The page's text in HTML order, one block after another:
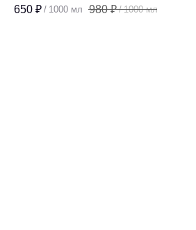
650 ₽ / 1000 мл 980 ₽ / 1000 мл